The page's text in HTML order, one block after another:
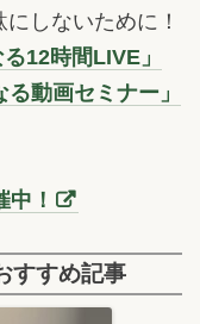
しないために！
12時間LIVE」
動画セミナー」
！
すすめ記事